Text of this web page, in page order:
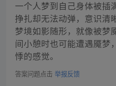
一个人梦到自己身体被插
挣扎却无法动弹，意识清
梦境如影随形，就像被梦
间小憩时也可能遭遇魇梦
悸的感觉。
答案问题点击 举报反馈